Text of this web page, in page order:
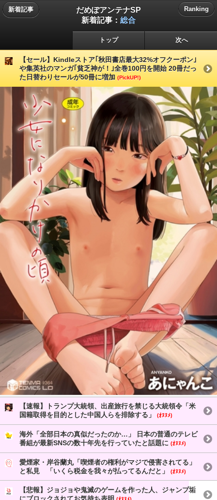
新着記事
だめぽアンテナSP
新着記事： 総合
Ranking
トップ 次へ
【セール】Kindleストア｢秋田書店最大32%オフクーポン｣
や集英社のマンガ｢貧乏神が！｣全巻100円を開始 20冊だっ
た日替わりセールが50冊に増加 (PickUP!)
【速報】トランプ大統領、出産旅行を禁じる大統領令「米
国籍取得を目的とした中国人らを排除する」
(ｵﾇﾇﾒ)
海外「全部日本の真似だったのか…」 日本の普通のテレビ
番組が最新SNSの数十年先を行っていたと話題に (ｵﾇﾇﾒ)
愛煙家・岸谷蘭丸「喫煙者の権利がマジで侵害されてる」
と私見 「いくら税金を我々が払ってるんだと」
(ｵﾇﾇﾒ)
【悲報】ジョジョや鬼滅のゲームを作った人、ジャンプ垢